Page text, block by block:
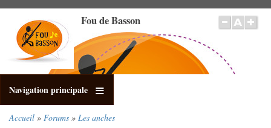
contenu
principal
Fou de Basson
Navigation principale
Accueil Forums Les anches